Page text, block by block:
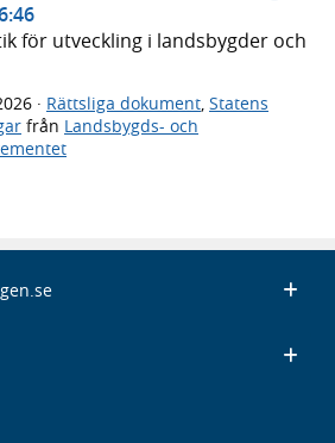
för utveckling i landsbygder och
· Rättsliga dokument Statens
från Landsbygds- och